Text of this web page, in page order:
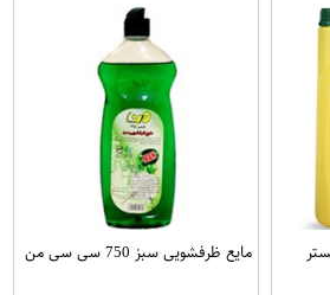
مایع ظرفشویی سبز 750 سی سی من